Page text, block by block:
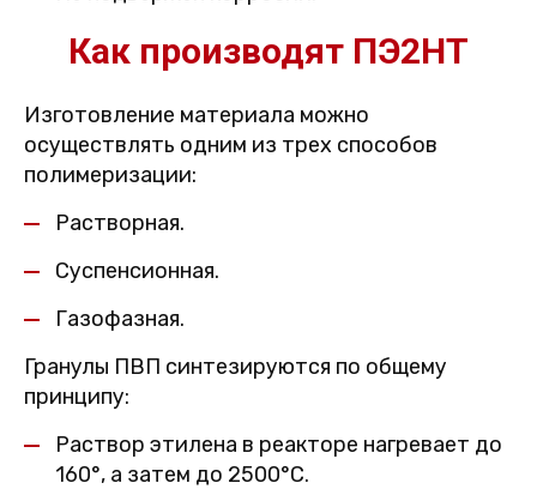
Как производят ПЭ2НТ
Изготовление материала можно
осуществлять одним из трех способов
полимеризации:
Растворная.
Суспенсионная.
Газофазная.
Гранулы ПВП синтезируются по общему
принципу:
Раствор этилена в реакторе нагревает до
160°, а затем до 2500°С.